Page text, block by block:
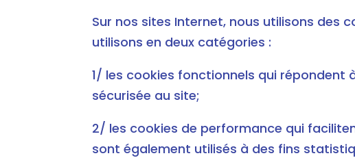
Sur nos sites Internet, nous utilisons des
utilisons en deux catégories :
1/ les cookies fonctionnels qui répondent
sécurisée au site;
2/ les cookies de performance qui
sont également utilisés à des fins